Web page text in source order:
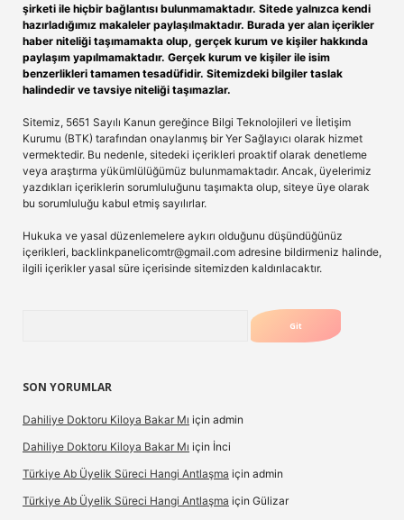
şirketi ile hiçbir bağlantısı bulunmamaktadır. Sitede yalnızca kendi
hazırladığımız makaleler paylaşılmaktadır. Burada yer alan içerikler
haber niteliği taşımamakta olup, gerçek kurum ve kişiler hakkında
paylaşım yapılmamaktadır. Gerçek kurum ve kişiler ile isim
benzerlikleri tamamen tesadüfidir. Sitemizdeki bilgiler taslak
halindedir ve tavsiye niteliği taşımazlar.
Sitemiz, 5651 Sayılı Kanun gereğince Bilgi Teknolojileri ve İletişim
Kurumu (BTK) tarafından onaylanmış bir Yer Sağlayıcı olarak hizmet
vermektedir. Bu nedenle, sitedeki içerikleri proaktif olarak denetleme
veya araştırma yükümlülüğümüz bulunmamaktadır. Ancak, üyelerimiz
yazdıkları içeriklerin sorumluluğunu taşımakta olup, siteye üye olarak
bu sorumluluğu kabul etmiş sayılırlar.
Hukuka ve yasal düzenlemelere aykırı olduğunu düşündüğünüz
içerikleri, backlinkpanelicomtr@gmail.com adresine bildirmeniz halinde,
ilgili içerikler yasal süre içerisinde sitemizden kaldırılacaktır.
SON YORUMLAR
Dahiliye Doktoru Kiloya Bakar Mı için admin
Dahiliye Doktoru Kiloya Bakar Mı için İnci
Türkiye Ab Üyelik Süreci Hangi Antlaşma için admin
Türkiye Ab Üyelik Süreci Hangi Antlaşma için Gülizar